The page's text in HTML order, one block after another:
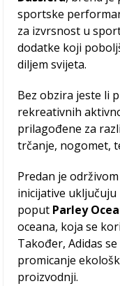
sportske
za izvrsnost u
dodatke koji
diljem svijeta.
Bez obzira jeste li
rekreativnih
prilagođene za
trčanje, nogomet,
Predan je
inicijative
poput Parley
oceana, koja se
Također, Adidas
promicanje
proizvodnji.